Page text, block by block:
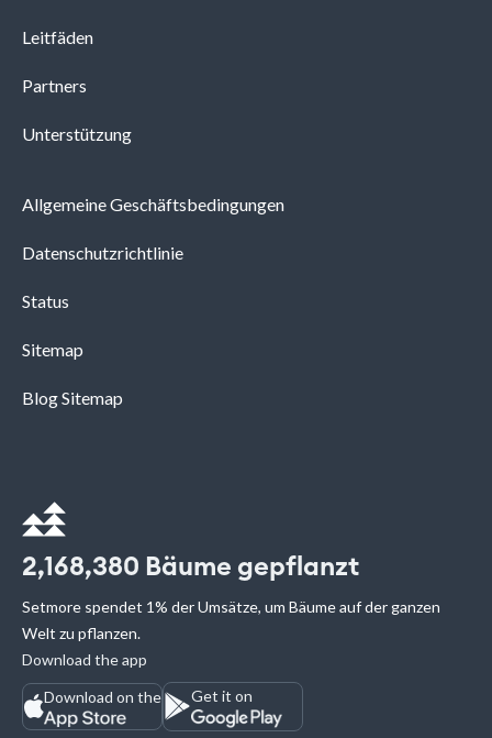
Leitfäden
Partners
Unterstützung
Allgemeine Geschäftsbedingungen
Datenschutzrichtlinie
Status
Sitemap
Blog Sitemap
2,168,380 Bäume gepflanzt
Setmore spendet 1% der Umsätze, um Bäume auf der ganzen
Welt zu pflanzen.
Download the app
Download on the
Get it on